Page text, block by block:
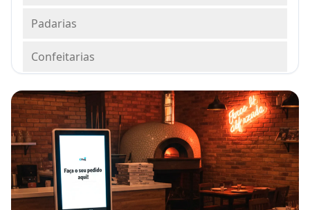
Padarias
Confeitarias
Sorveterias
Fast Food
Food Truck
Açougue